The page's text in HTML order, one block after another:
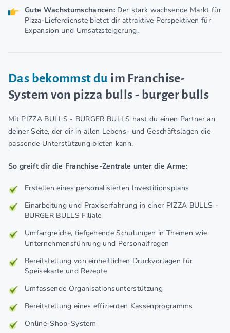
Gute Wachstumschancen: Der stark wachsende Markt für
Pizza-Lieferdienste bietet dir attraktive Perspektiven für
Expansion und Umsatzsteigerung.
Das bekommst du im Franchise-
System von pizza bulls - burger bulls
Mit PIZZA BULLS - BURGER BULLS hast du einen Partner an
deiner Seite, der dir in allen Lebens- und Geschäftslagen die
passende Unterstützung bieten kann.
So greift dir die Franchise-Zentrale unter die Arme:
Erstellen eines personalisierten Investitionsplans
Einarbeitung und Praxiserfahrung in einer PIZZA BULLS -
BURGER BULLS Filiale
Umfangreiche, tiefgehende Schulungen in Themen wie
Unternehmensführung und Personalfragen
Bereitstellung von einheitlichen Druckvorlagen für
Speisekarte und Rezepte
Umfassende Organisationsunterstützung
Bereitstellung eines effizienten Kassenprogramms
Online-Shop-System